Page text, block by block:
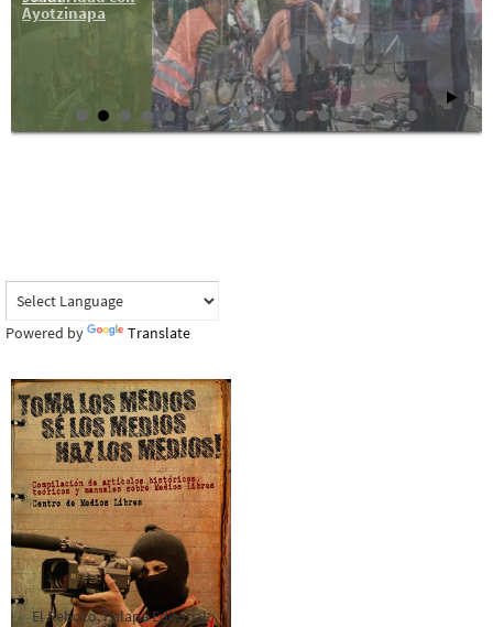
Ayotzinapa
Powered by Translate
El Rebozo, Palapa Editorial,